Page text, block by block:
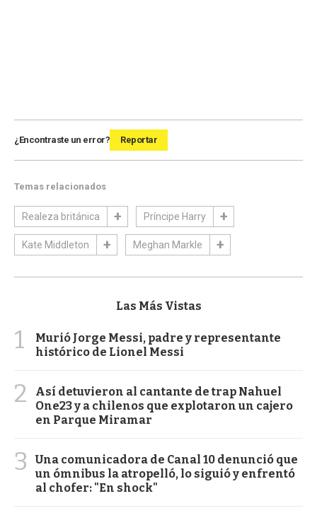
¿Encontraste un error? Reportar
Temas relacionados
Realeza británica Príncipe Harry
Kate Middleton Meghan Markle
Las Más Vistas
1
Murió Jorge Messi, padre y representante
histórico de Lionel Messi
2
Así detuvieron al cantante de trap Nahuel
One23 y a chilenos que explotaron un cajero
en Parque Miramar
3
Una comunicadora de Canal 10 denunció que
un ómnibus la atropelló, lo siguió y enfrentó
al chofer: "En shock"